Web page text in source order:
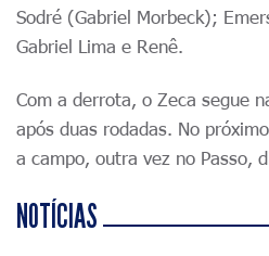
Sodré (Gabriel Morbeck);
Gabriel Lima e Renê.
Com a derrota, o Zeca segue
após duas rodadas. No
a campo, outra vez no Passo,
NOTÍCIAS